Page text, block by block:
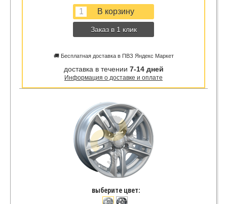
Заказ в 1 клик
🚚 Бесплатная доставка в ПВЗ Яндекс Маркет
доставка в течении 7-14 дней
Информация о доставке и оплате
выберите цвет: